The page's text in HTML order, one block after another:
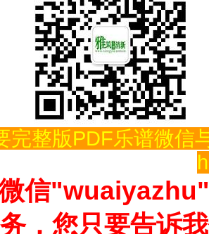
完整版PDF乐谱微信
信
，您只要告诉